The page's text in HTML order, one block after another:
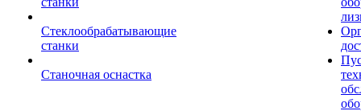
Стеклообрабатывающие
станки
Станочная оснастка